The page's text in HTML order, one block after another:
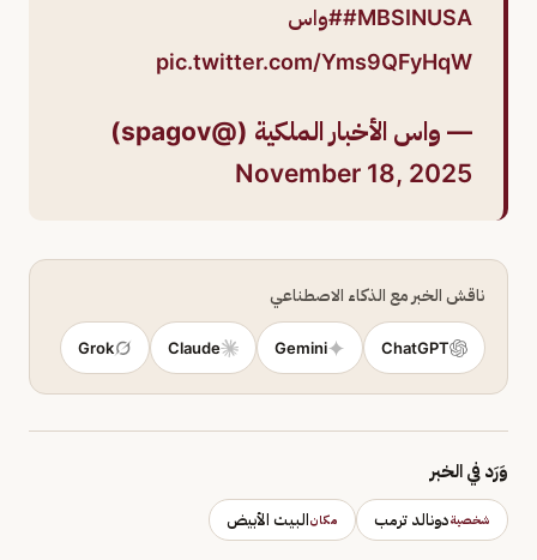
#MBSINUSA#واس
pic.twitter.com/Yms9QFyHqW
— واس الأخبار الملكية (@spagov)
November 18, 2025
ناقش الخبر مع الذكاء الاصطناعي
ChatGPT
Gemini
Claude
Grok
وَرَد في الخبر
شخصيةدونالد ترمب مكانالبيت الأبيض